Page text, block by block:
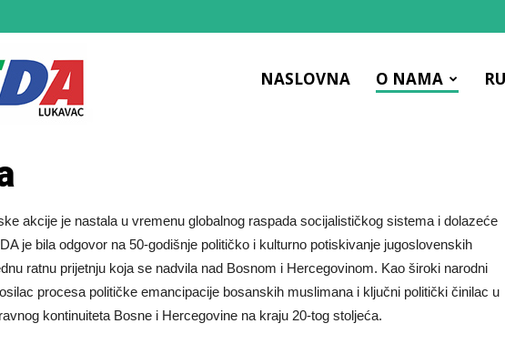
–
NASLOVNA O NAMA
akcije je nastala u vremenu globalnog raspada socijalističkog sistema i dolazeće
je bila odgovor na 50-godišnje političko i kulturno potiskivanje jugoslovenskih
ratnu prijetnju koja se nadvila nad Bosnom i Hercegovinom. Kao široki narodni
procesa političke emancipacije bosanskih muslimana i ključni politički činilac u
kontinuiteta Bosne i Hercegovine na kraju 20-tog stoljeća.